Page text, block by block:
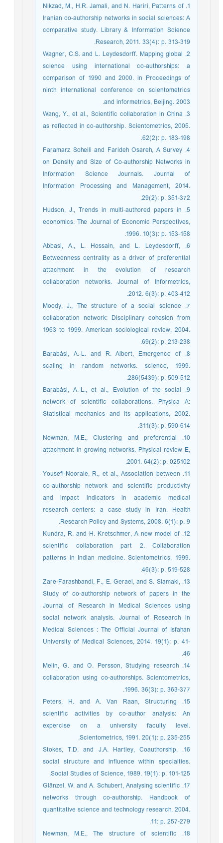
1. Nikzad, M., H.R. Jamali, and N. Hariri, Patterns of
Iranian co-authorship networks in social sciences: A
comparative study. Library & Information Science
Research, 2011. 33(4): p. 313-319.
2. Wagner, C.S. and L. Leydesdorff. Mapping global
science using international co-authorships: a
comparison of 1990 and 2000. in Proceedings of
ninth international conference on scientometrics
and informetrics, Beijing. 2003.
3. Wang, Y., et al., Scientific collaboration in China
as reflected in co-authorship. Scientometrics, 2005.
62(2): p. 183-198.
4. Faramarz Soheili and Farideh Osareh, A Survey
on Density and Size of Co-authorship Networks in
Information Science Journals. Journal of
Information Processing and Management, 2014.
29(2): p. 351-372.
5. Hudson, J., Trends in multi-authored papers in
economics. The Journal of Economic Perspectives,
1996. 10(3): p. 153-158.
6. Abbasi, A., L. Hossain, and L. Leydesdorff,
Betweenness centrality as a driver of preferential
attachment in the evolution of research
collaboration networks. Journal of Informetrics,
2012. 6(3): p. 403-412.
7. Moody, J., The structure of a social science
collaboration network: Disciplinary cohesion from
1963 to 1999. American sociological review, 2004.
69(2): p. 213-238.
8. Barabási, A.-L. and R. Albert, Emergence of
scaling in random networks. science, 1999.
286(5439): p. 509-512.
9. Barabási, A.-L., et al., Evolution of the social
network of scientific collaborations. Physica A:
Statistical mechanics and its applications, 2002.
311(3): p. 590-614.
10. Newman, M.E., Clustering and preferential
attachment in growing networks. Physical review E,
2001. 64(2): p. 025102.
11. Yousefi-Nooraie, R., et al., Association between
co-authorship network and scientific productivity
and impact indicators in academic medical
research centers: a case study in Iran. Health
Research Policy and Systems, 2008. 6(1): p. 9.
12. Kundra, R. and H. Kretschmer, A new model of
scientific collaboration part 2. Collaboration
patterns in Indian medicine. Scientometrics, 1999.
46(3): p. 519-528.
13. Zare-Farashbandi, F., E. Geraei, and S. Siamaki,
Study of co-authorship network of papers in the
Journal of Research in Medical Sciences using
social network analysis. Journal of Research in
Medical Sciences : The Official Journal of Isfahan
University of Medical Sciences, 2014. 19(1): p. 41-
46.
14. Melin, G. and O. Persson, Studying research
collaboration using co-authorships. Scientometrics,
1996. 36(3): p. 363-377.
15. Peters, H. and A. Van Raan, Structuring
scientific activities by co-author analysis: An
expercise on a university faculty level.
Scientometrics, 1991. 20(1): p. 235-255.
16. Stokes, T.D. and J.A. Hartley, Coauthorship,
social structure and influence within specialties.
Social Studies of Science, 1989. 19(1): p. 101-125.
17. Glänzel, W. and A. Schubert, Analysing scientific
networks through co-authorship. Handbook of
quantitative science and technology research, 2004.
11: p. 257-279.
18. Newman, M.E., The structure of scientific